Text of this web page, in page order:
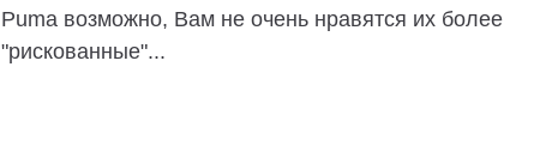
Puma возможно, Вам не очень нравятся их более
"рискованные"...